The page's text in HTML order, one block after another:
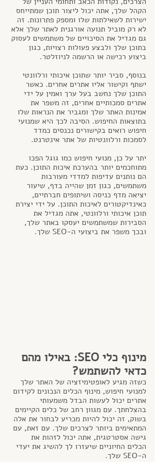
הקהל שלך, אתה יכול ליצור תוכן שמתייחס
ישירות לשאילתות שלו ומספק פתרונות. זה
לא רק מוביל תנועה אורגנית לאתר שלך אלא
גם מגדיל את הסיכויים של משתמשים לעסוק
בתוכן שלך ולבצע פעולות רצויות, כגון
ביצוע רכישה או הרשמה לניוזלטר.
בנוסף, סביר יותר שתוכן איכותי ורלוונטי
ישתף וקישור אליו אתרים אחרים. כאשר
התוכן שלך נחשב בעל ערך ואמין על ידי
אתרים סמכותיים אחרים, זה משפר את
אמינות האתר שלך ומגביר את הנראות שלו
בתוצאות החיפוש. הסיבה לכך היא שמנועי
חיפוש רואים בקישורים נכנסים כמדד
לסמכות ורלוונטיות של אתר אינטרנט.
יתר על כן, מנועי חיפוש כמו גוגל הפכו
מתוחכמים יותר בהערכת איכות התוכן. כעת
הם נותנים עדיפות למדדי מעורבות
משתמשים, כגון זמן שהייה בדף, שיעור
יציאה מדף כניסה ושיתופים חברתיים,
כאינדיקטורים לאיכות התוכן. על ידי יצירת
תוכן איכותי ורלוונטי, אתה מגדיל את
הסבירות שמשתמשים יעסקו באתר שלך,
ובכך משפר את ביצועי ה-SEO שלך.
מינוף כלי SEO: באילו מהם
כדאי להשתמש?
כשזה מגיע לאופטימיזציה של האתר שלך
למנועי חיפוש, מינוף הכלים הנכונים לקידום
אתרים יכול לעשות הבדל משמעותי
בהצלחתך. עם מגוון רחב של כלים הקיימים
בשוק, זה יכול להיות מכריע לבחור את אלה
המתאימים ביותר לצרכים שלך. עם זאת, עם
גישה אסטרטגית, אתה יכול לזהות את
הכלים החיוניים שיעזרו לך להשיג את יעדי
ה-SEO שלך.